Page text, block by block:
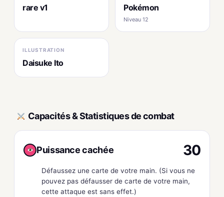
rare v1 Pokémon
Niveau 12
ILLUSTRATION
Daisuke Ito
Capacités & Statistiques de combat
Puissance cachée 30
Défaussez une carte de votre main. (Si vous ne
pouvez pas défausser de carte de votre main,
cette attaque est sans effet.)